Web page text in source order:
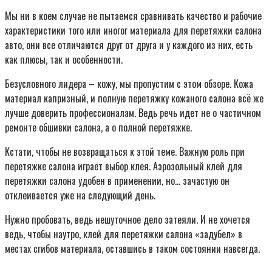
Мы ни в коем случае не пытаемся сравнивать качество и рабочие
характеристики того или иногог материала для перетяжки салона
авто, они все отличаются друг от друга и у каждого из них, есть
как плюсы, так и особенности.
Безусловного лидера – кожу, мы пропустим с этом обзоре. Кожа
материал капризный, и полную перетяжку кожаного салона всё же
лучше доверить профессионалам. Ведь речь идет не о частичном
ремонте обшивки салона, а о полной перетяжке.
Кстати, чтобы не возвращаться к этой теме. Важную роль при
перетяжке салона играет выбор клея. Аэрозольный клей для
перетяжки салона удобен в применении, но… зачастую он
отклеивается уже на следующий день.
Нужно пробовать, ведь нешуточное дело затеяли. И не хочется
ведь, чтобы наутро, клей для перетяжки салона «задубел» в
местах сгибов материала, оставшись в таком состоянии навсегда.